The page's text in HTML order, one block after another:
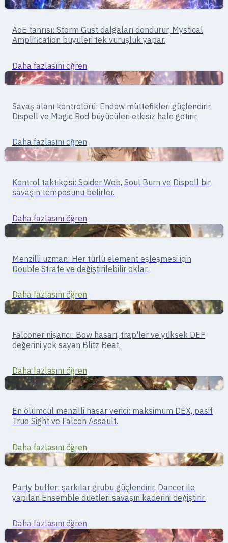
Büyücüler
High Wizard
AoE tanrısı: Storm Gust dalgaları dondurur, Mystical
Amplification büyüleri tek vuruşluk yapar.
Daha fazlasını öğren
Büyücüler
Sage
Savaş alanı kontrolörü: Endow müttefikleri güçlendirir,
Dispell ve Magic Rod büyücüleri etkisiz hale getirir.
Daha fazlasını öğren
Destek
Professor
Kontrol taktikçisi: Spider Web, Soul Burn ve Dispell bir
savaşın temposunu belirler.
Daha fazlasını öğren
Menzilli
Archer
Menzilli uzman: Her türlü element eşleşmesi için
Double Strafe ve değiştirilebilir oklar.
Daha fazlasını öğren
Menzilli
Hunter
Falconer nişancı: Bow hasarı, trap'ler ve yüksek DEF
değerini yok sayan Blitz Beat.
Daha fazlasını öğren
Menzilli
Sniper
En ölümcül menzilli hasar verici: maksimum DEX, pasif
True Sight ve Falcon Assault.
Daha fazlasını öğren
Destek
Bard
Party buffer: şarkılar grubu güçlendirir, Dancer ile
yapılan Ensemble düetleri savaşın kaderini değiştirir.
Daha fazlasını öğren
Destek